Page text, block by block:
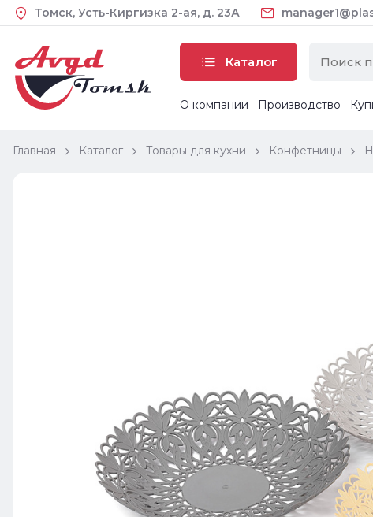
Томск, Усть-Киргизка 2-ая, д. 23А
Каталог
О компании Производство
Главная Каталог Товары для кухни Конфетницы